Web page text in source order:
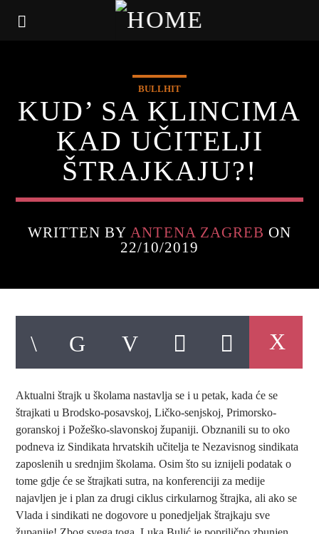
BULLHIT
KUD’ SA KLINCIMA
KAD UČITELJI
ŠTRAJKAJU?!
WRITTEN BY ANTENA ZAGREB ON
22/10/2019
Aktualni štrajk u školama nastavlja se i u petak, kada će se
štrajkati u Brodsko-posavskoj, Ličko-senjskoj, Primorsko-
goranskoj i Požeško-slavonskoj županiji. Obznanili su to oko
podneva iz Sindikata hrvatskih učitelja te Nezavisnog sindikata
zaposlenih u srednjim školama. Osim što su iznijeli podatak o
tome gdje će se štrajkati sutra, na konferenciji za medije
najavljen je i plan za drugi ciklus cirkularnog štrajka, ali ako se
Vlada i sindikati ne dogovore u ponedjeljak štrajkaju sve